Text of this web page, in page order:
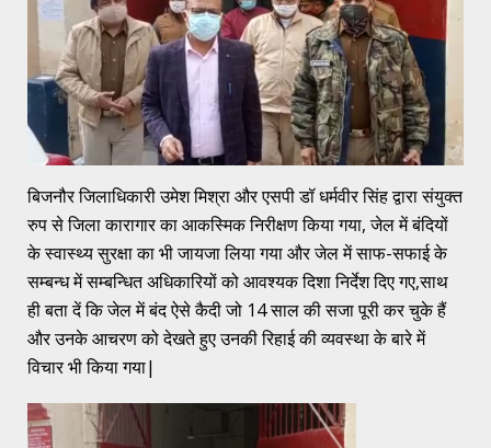
बिजनौर जिलाधिकारी उमेश मिश्रा और एसपी डॉ धर्मवीर सिंह द्वारा संयुक्त
रुप से जिला कारागार का आकस्मिक निरीक्षण किया गया, जेल में बंदियों
के स्वास्थ्य सुरक्षा का भी जायजा लिया गया और जेल में साफ-सफाई के
सम्बन्ध में सम्बन्धित अधिकारियों को आवश्यक दिशा निर्देश दिए गए,साथ
ही बता दें कि जेल में बंद ऐसे कैदी जो 14 साल की सजा पूरी कर चुके हैं
और उनके आचरण को देखते हुए उनकी रिहाई की व्यवस्था के बारे में
विचार भी किया गया|